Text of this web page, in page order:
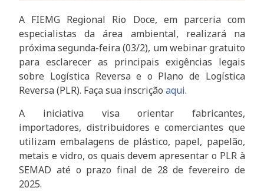
A FIEMG Regional Rio Doce, em parceria com
especialistas da área ambiental, realizará na
próxima segunda-feira (03/2), um webinar gratuito
para esclarecer as principais exigências legais
sobre Logística Reversa e o Plano de Logística
Reversa (PLR). Faça sua inscriçãoaqui.
A iniciativa visa orientar fabricantes,
importadores, distribuidores e comerciantes que
utilizam embalagens de plástico, papel, papelão,
metais e vidro, os quais devem apresentar o PLR à
SEMAD até o prazo final de 28 de fevereiro de
2025.